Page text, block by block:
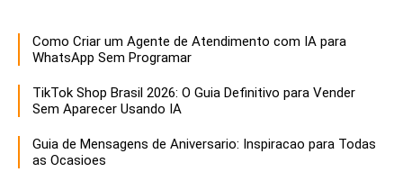
Como Criar um Agente de Atendimento com IA para
WhatsApp Sem Programar
TikTok Shop Brasil 2026: O Guia Definitivo para Vender
Sem Aparecer Usando IA
Guia de Mensagens de Aniversario: Inspiracao para Todas
as Ocasioes